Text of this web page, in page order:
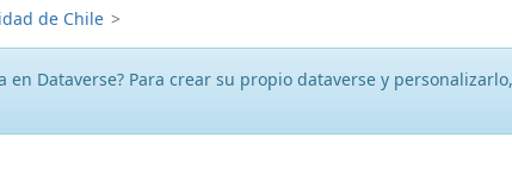
de Chile >
en Dataverse? Para crear su propio dataverse y